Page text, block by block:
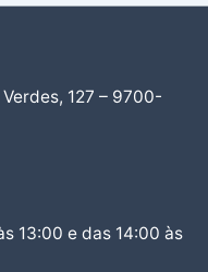
127 – 9700-
13:00 e das 14:00 às